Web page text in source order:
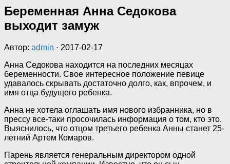
Беременная Анна Седокова
выходит замуж
Автор: admin · 2017-02-17
Анна Седокова находится на последних месяцах
беременности. Свое интересное положение певице
удавалось скрывать достаточно долго, как, впрочем, и
имя отца будущего ребенка.
Анна не хотела оглашать имя нового избранника, но в
прессу все-таки просочилась информация о том, кто это.
Выяснилось, что отцом третьего ребенка Анны станет 25-
летний Артем Комаров.
Парень является генеральным директором одной